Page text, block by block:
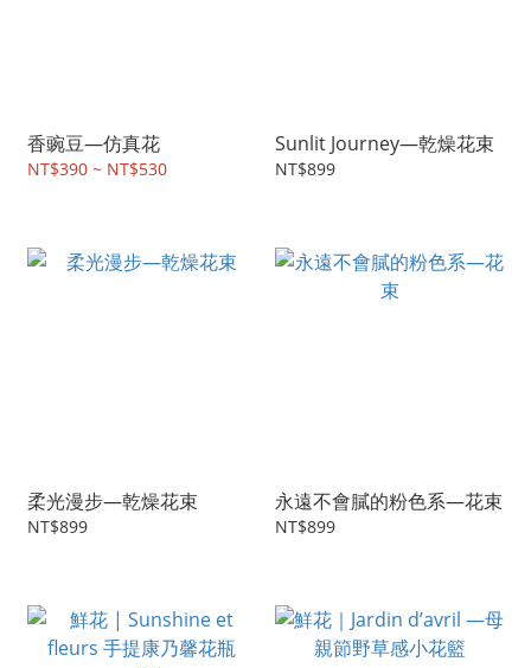
香豌豆—仿真花
NT$390 ~ NT$530
Sunlit Journey—乾燥花束
NT$899
柔光漫步—乾燥花束
NT$899
永遠不會膩的粉色系—花束
NT$899